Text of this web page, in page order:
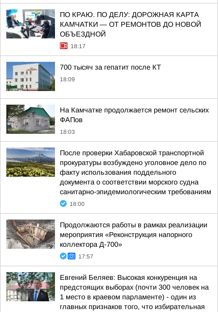
ПО КРАЮ. ПО ДЕЛУ: ДОРОЖНАЯ КАРТА
КАМЧАТКИ — ОТ РЕМОНТОВ ДО НОВОЙ
ОБЪЕЗДНОЙ
18:17
700 тысяч за гепатит после КТ
18:09
На Камчатке продолжается ремонт сельских
ФАПов
18:03
После проверки Хабаровской транспортной
прокуратуры возбуждено уголовное дело по
факту использования поддельного
документа о соответствии морского судна
санитарно-эпидемиологическим требованиям
18:00
Продолжаются работы в рамках реализации
мероприятия «Реконструкция напорного
коллектора Д-700»
17:57
Евгений Беляев: Высокая конкуренция на
предстоящих выборах (почти 300 человек на
1 место в краевом парламенте) - один из
главных признаков того, что избирательная